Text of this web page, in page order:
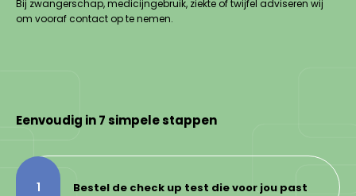
Bij zwangerschap, medicijngebruik, ziekte of twijfel adviseren wij
om vooraf contact op te nemen.
Eenvoudig in 7 simpele stappen
Bestel de check up test die voor jou past
1